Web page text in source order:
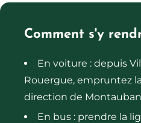
Comment s'y
En voiture : depuis
Rouergue, empruntez
direction de
En bus : prendre la